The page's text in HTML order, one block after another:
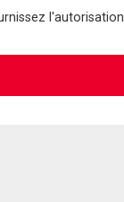
l'autorisation